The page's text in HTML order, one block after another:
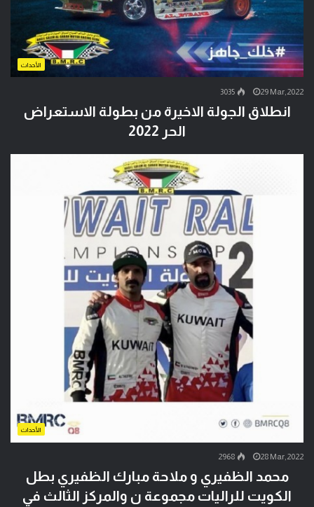
الأحداث
29 Mar,2022
3035
انطلاق الجولة الاخيرة من بطولة الاستعراض
الحر 2022
الأحداث
28 Mar,2022
2968
محمد الظفيري و ملاحة مبارك الظفيري بطل
الكويت للراليات مجموعة ن والمركز الثالث في